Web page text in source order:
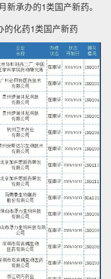
新承办的1类国产新药。
的化药1类国产新药